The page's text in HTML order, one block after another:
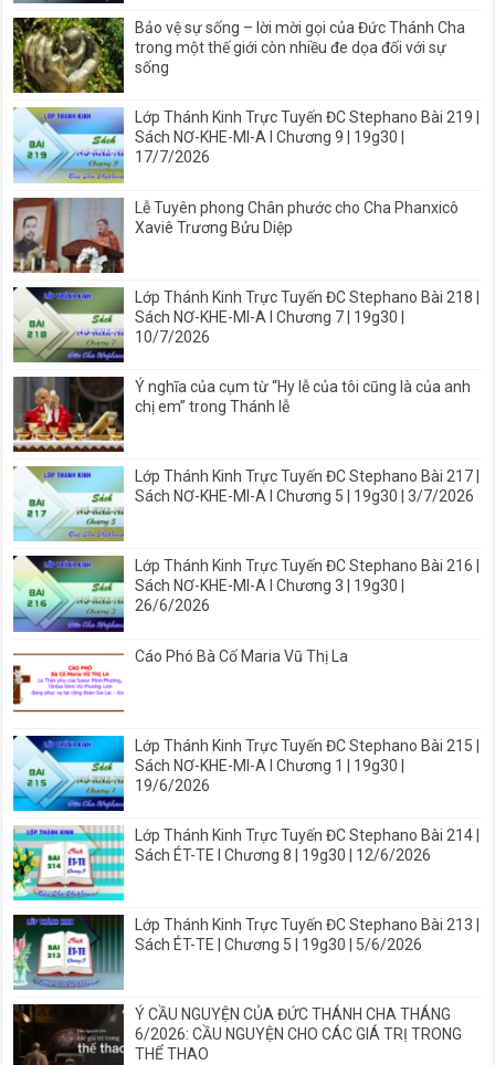
Bảo vệ sự sống – lời mời gọi của Đức Thánh Cha
trong một thế giới còn nhiều đe dọa đối với sự
sống
Lớp Thánh Kinh Trực Tuyến ĐC Stephano Bài 219 |
Sách NƠ-KHE-MI-A I Chương 9 | 19g30 |
17/7/2026
Lễ Tuyên phong Chân phước cho Cha Phanxicô
Xaviê Trương Bửu Diệp
Lớp Thánh Kinh Trực Tuyến ĐC Stephano Bài 218 |
Sách NƠ-KHE-MI-A I Chương 7 | 19g30 |
10/7/2026
Ý nghĩa của cụm từ “Hy lễ của tôi cũng là của anh
chị em” trong Thánh lễ
Lớp Thánh Kinh Trực Tuyến ĐC Stephano Bài 217 |
Sách NƠ-KHE-MI-A I Chương 5 | 19g30 | 3/7/2026
Lớp Thánh Kinh Trực Tuyến ĐC Stephano Bài 216 |
Sách NƠ-KHE-MI-A I Chương 3 | 19g30 |
26/6/2026
Cáo Phó Bà Cố Maria Vũ Thị La
Lớp Thánh Kinh Trực Tuyến ĐC Stephano Bài 215 |
Sách NƠ-KHE-MI-A I Chương 1 | 19g30 |
19/6/2026
Lớp Thánh Kinh Trực Tuyến ĐC Stephano Bài 214 |
Sách ÉT-TE I Chương 8 | 19g30 | 12/6/2026
Lớp Thánh Kinh Trực Tuyến ĐC Stephano Bài 213 |
Sách ÉT-TE | Chương 5 | 19g30 | 5/6/2026
Ý CẦU NGUYỆN CỦA ĐỨC THÁNH CHA THÁNG
6/2026: CẦU NGUYỆN CHO CÁC GIÁ TRỊ TRONG
THỂ THAO